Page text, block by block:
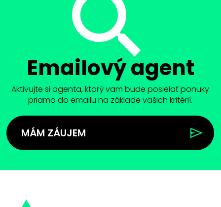
Emailový agent
Aktivujte si agenta, ktorý vam bude posielať ponuky
priamo do emailu na základe vašich kritérií.
MÁM ZÁUJEM